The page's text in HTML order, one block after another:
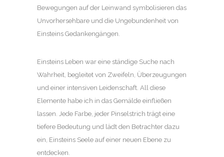
Bewegungen auf der Leinwand symbolisieren das
Unvorhersehbare und die Ungebundenheit von
Einsteins Gedankengängen.
Einsteins Leben war eine ständige Suche nach
Wahrheit, begleitet von Zweifeln, Überzeugungen
und einer intensiven Leidenschaft. All diese
Elemente habe ich in das Gemälde einfließen
lassen. Jede Farbe, jeder Pinselstrich trägt eine
tiefere Bedeutung und lädt den Betrachter dazu
ein, Einsteins Seele auf einer neuen Ebene zu
entdecken.